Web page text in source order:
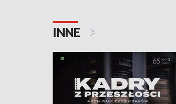
INNE